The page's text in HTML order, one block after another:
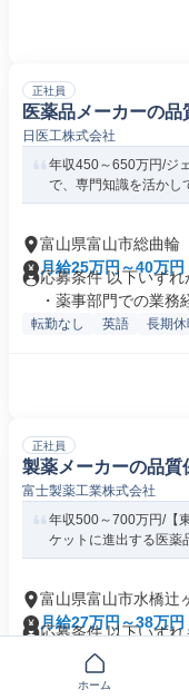
正社員
医薬品メーカーの品
日医工株式会社
年収450～650万円/ジ
で、専門知識を活かし
富山県富山市総曲輪
月給25万円～40万円
応募条件 以下いず
・薬事部門での業務
転勤なし 英語 長期休
正社員
製薬メーカーの品質
富士製薬工業株式会社
年収500～700万円/【
ケットに進出する医薬
富山県富山市水橋辻
月給27万円～38万円
応募条件 以下いず
（国内当局の査察対
転勤なし 英語
ホーム